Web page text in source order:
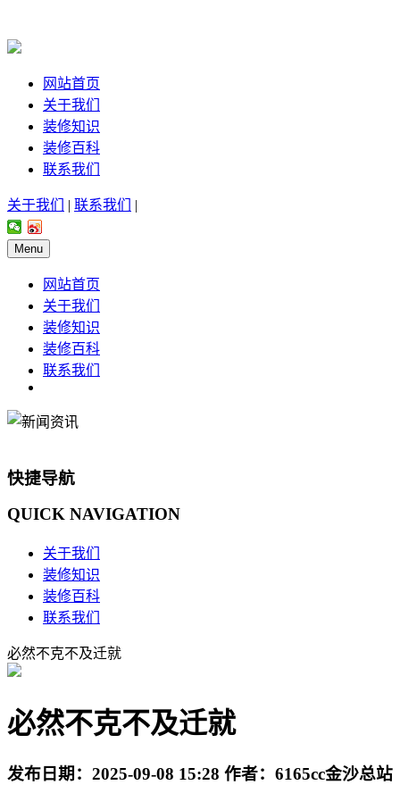
网站首页
关于我们
装修知识
装修百科
联系我们
关于我们 | 联系我们 |
Menu
网站首页
关于我们
装修知识
装修百科
联系我们
快捷导航
QUICK NAVIGATION
关于我们
装修知识
装修百科
联系我们
必然不克不及迁就
必然不克不及迁就
发布日期： 2025-09-08 15:28 作者： 6165cc金沙总站